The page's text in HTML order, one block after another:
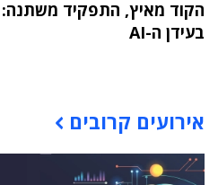
הקוד מאיץ, התפקיד משתנה:
בעידן ה-AI
אירועים קרובים